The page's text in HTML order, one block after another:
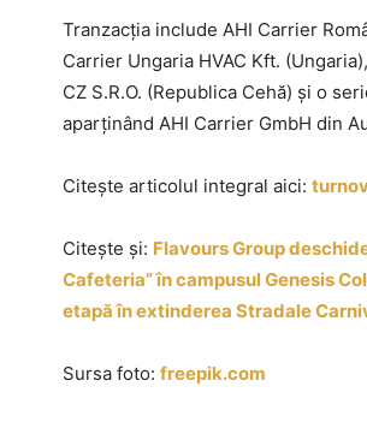
Tranzacția include AHI Carrier
Carrier Ungaria HVAC Kft.
CZ S.R.O. (Republica Cehă) și o
aparținând AHI Carrier GmbH din
Citește articolul integral aici:
Citește și: Flavours Group
Cafeteria” în campusul Genesis
etapă în extinderea Stradale
Sursa foto: freepik.com